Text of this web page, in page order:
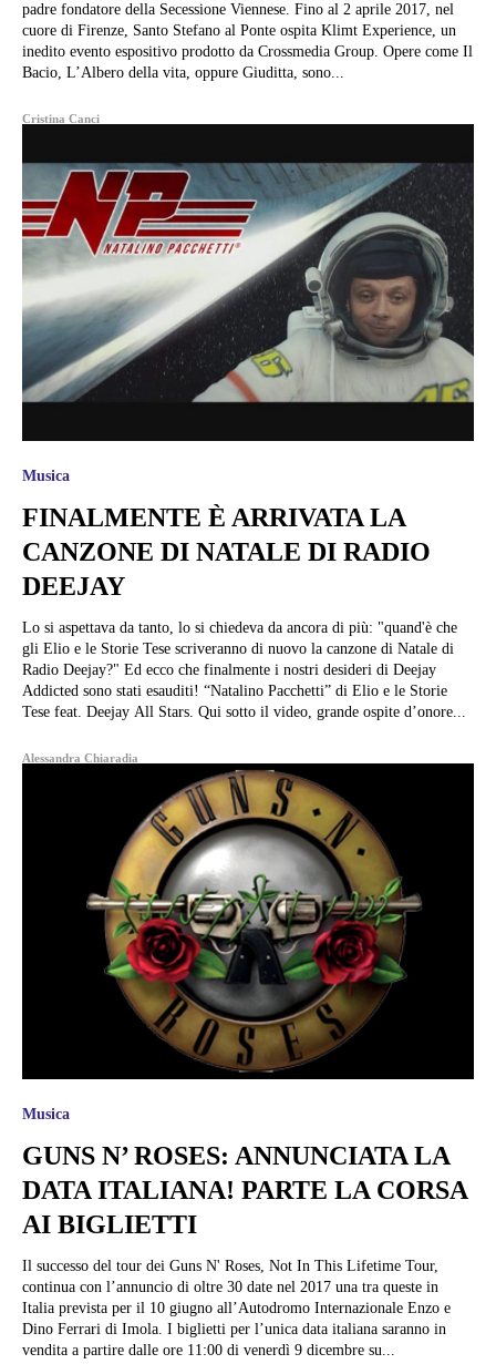
padre fondatore della Secessione Viennese. Fino al 2 aprile 2017, nel
cuore di Firenze, Santo Stefano al Ponte ospita Klimt Experience, un
inedito evento espositivo prodotto da Crossmedia Group. Opere come Il
Bacio, L’Albero della vita, oppure Giuditta, sono...
Cristina Canci
Musica
FINALMENTE È ARRIVATA LA
CANZONE DI NATALE DI RADIO
DEEJAY
Lo si aspettava da tanto, lo si chiedeva da ancora di più: "quand'è che
gli Elio e le Storie Tese scriveranno di nuovo la canzone di Natale di
Radio Deejay?" Ed ecco che finalmente i nostri desideri di Deejay
Addicted sono stati esauditi! “Natalino Pacchetti” di Elio e le Storie
Tese feat. Deejay All Stars. Qui sotto il video, grande ospite d’onore...
Alessandra Chiaradia
Musica
GUNS N’ ROSES: ANNUNCIATA LA
DATA ITALIANA! PARTE LA CORSA
AI BIGLIETTI
Il successo del tour dei Guns N' Roses, Not In This Lifetime Tour,
continua con l’annuncio di oltre 30 date nel 2017 una tra queste in
Italia prevista per il 10 giugno all’Autodromo Internazionale Enzo e
Dino Ferrari di Imola. I biglietti per l’unica data italiana saranno in
vendita a partire dalle ore 11:00 di venerdì 9 dicembre su...